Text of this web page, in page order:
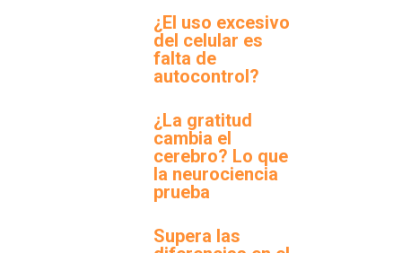
¿El uso excesivo
del celular es
falta de
autocontrol?
¿La gratitud
cambia el
cerebro? Lo que
la neurociencia
prueba
Supera las